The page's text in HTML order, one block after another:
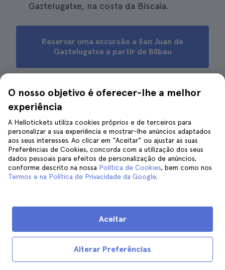
Gaztelugatxe, na costa da Biscaia.
Reservar uma excursão a San Juan de
Gaztelugatxe a partir de Bilbau
Como reservar uma excursão a
partir de Bilbau para locais
próximos?
O nosso objetivo é oferecer-lhe a melhor
experiência
A Hellotickets utiliza cookies próprios e de terceiros para
personalizar a sua experiência e mostrar-lhe anúncios adaptados
aos seus interesses. Ao clicar em “Aceitar” ou ajustar as suas
Preferências de Cookies, concorda com a utilização dos seus
dados pessoais para efeitos de personalização de anúncios,
conforme descrito na nossa Política de Cookies, bem como nos
Termos e na Política de Privacidade da Google.
Alterar Preferências
Aceitar